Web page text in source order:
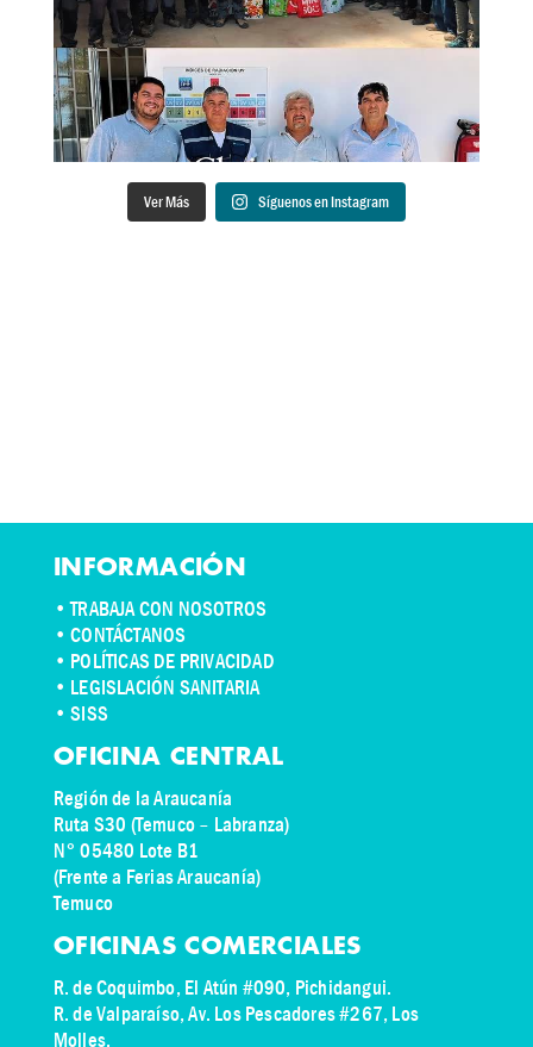
Ver Más Síguenos en Instagram
INFORMACIÓN
•TRABAJA CON NOSOTROS
•CONTÁCTANOS
• POLÍTICAS DE PRIVACIDAD
• LEGISLACIÓN SANITARIA
• SISS
OFICINA CENTRAL
Región de la Araucanía
Ruta S30 (Temuco – Labranza)
N° 05480 Lote B1
(Frente a Ferias Araucanía)
Temuco
OFICINAS COMERCIALES
R. de Coquimbo, El Atún #090, Pichidangui.
R. de Valparaíso, Av. Los Pescadores #267, Los
Molles.